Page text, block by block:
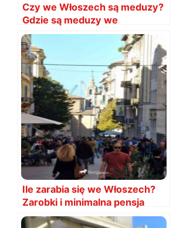
Czy we Włoszech są meduzy?
Gdzie są meduzy we
Włoszech?
Ile zarabia się we Włoszech?
Zarobki i minimalna pensja
Włochy 2025